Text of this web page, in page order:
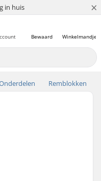
in huis ×
Winkelmandje
Bewaard
Remblokken